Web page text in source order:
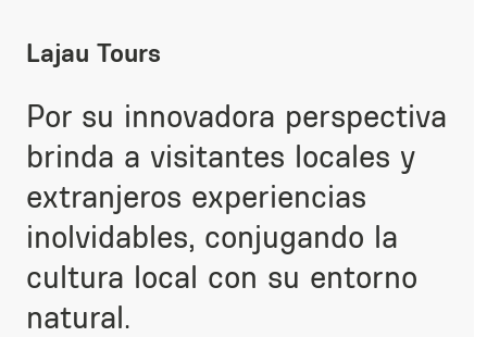
Lajau Tours
Por su innovadora perspectiva
brinda a visitantes locales y
extranjeros experiencias
inolvidables, conjugando la
cultura local con su entorno
natural.